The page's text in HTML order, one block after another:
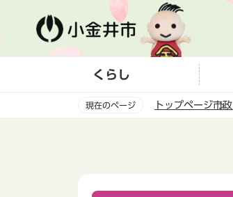
ー
くらし
現在のページ トップページ市政